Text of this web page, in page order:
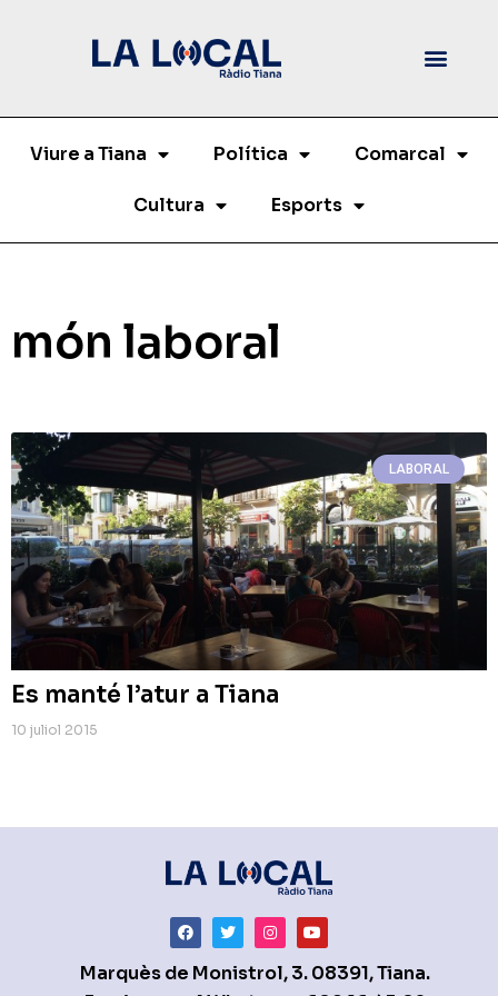
Viure a Tiana Política Comarcal
Cultura Esports
món laboral
LABORAL
Es manté l’atur a Tiana
10 juliol 2015
Marquès de Monistrol, 3. 08391, Tiana.